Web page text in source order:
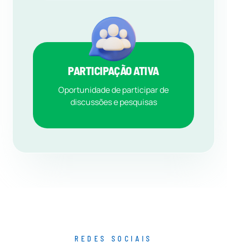
PARTICIPAÇÃO ATIVA
Oportunidade de participar de
discussões e pesquisas
REDES SOCIAIS